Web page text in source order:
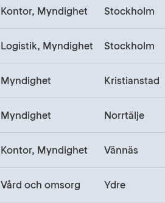
Kontor, Myndighet Stockholm
Logistik, Myndighet Stockholm
Myndighet Kristianstad
Myndighet Norrtälje
Kontor, Myndighet Vännäs
Vård och omsorg Ydre